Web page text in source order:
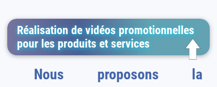
Réalisation de vidéos promotionnelles
pour les produits et services
Nous proposons la